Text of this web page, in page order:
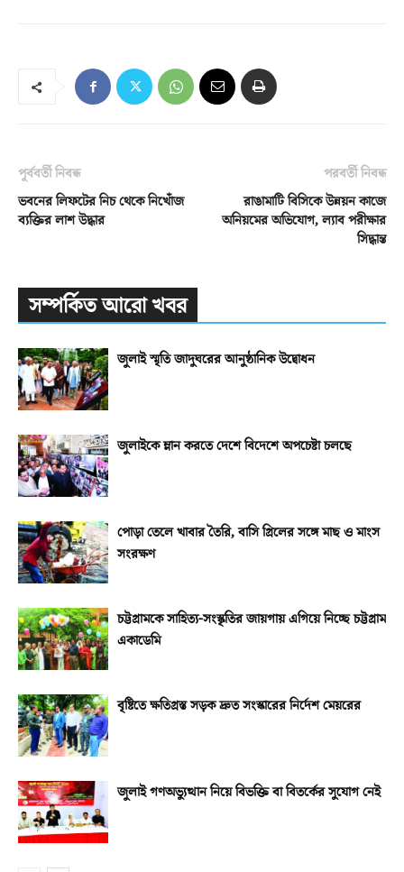
পূর্ববর্তী নিবন্ধ
ভবনের লিফটের নিচ থেকে নিখোঁজ
ব্যক্তির লাশ উদ্ধার
পরবর্তী নিবন্ধ
রাঙামাটি বিসিকে উন্নয়ন কাজে
অনিয়মের অভিযোগ, ল্যাব পরীক্ষার
সিদ্ধান্ত
সম্পর্কিত আরো খবর
জুলাই স্মৃতি জাদুঘরের আনুষ্ঠানিক উদ্বোধন
জুলাইকে ম্লান করতে দেশে বিদেশে অপচেষ্টা চলছে
পোড়া তেলে খাবার তৈরি, বাসি গ্রিলের সঙ্গে মাছ ও মাংস
সংরক্ষণ
চট্টগ্রামকে সাহিত্য-সংস্কৃতির জায়গায় এগিয়ে নিচ্ছে চট্টগ্রাম
একাডেমি
বৃষ্টিতে ক্ষতিগ্রস্ত সড়ক দ্রুত সংস্কারের নির্দেশ মেয়রের
জুলাই গণঅভ্যুত্থান নিয়ে বিভক্তি বা বিতর্কের সুযোগ নেই